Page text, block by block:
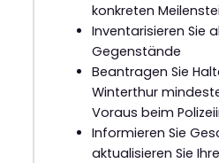
konkreten
Inventarisieren Sie
Gegenstände
Beantragen Sie
Winterthur
Voraus beim
Informieren Sie
aktualisieren Sie